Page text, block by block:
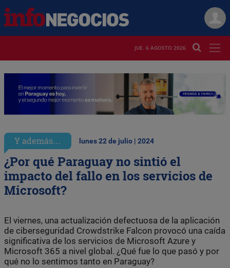
JUE. 6 AGOSTO 2026
Y además… lunes 22 de julio | 2024
¿Por qué Paraguay no sintió el
impacto del fallo en los servicios de
Microsoft?
El viernes, una actualización defectuosa de la aplicación
de ciberseguridad Crowdstrike Falcon provocó una caída
significativa de los servicios de Microsoft Azure y
Microsoft 365 a nivel global. ¿Qué fue lo que pasó y por
qué no lo sentimos tanto en Paraguay?